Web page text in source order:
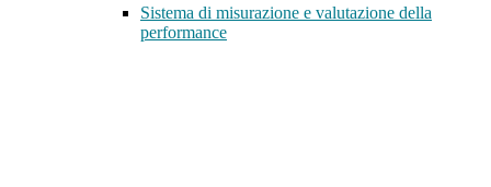
Sistema di misurazione e valutazione della
performance